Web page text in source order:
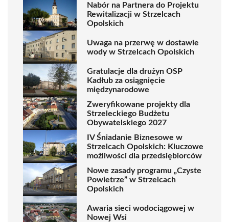
Nabór na Partnera do Projektu
Rewitalizacji w Strzelcach
Opolskich
Uwaga na przerwę w dostawie
wody w Strzelcach Opolskich
Gratulacje dla drużyn OSP
Kadłub za osiągnięcie
międzynarodowe
Zweryfikowane projekty dla
Strzeleckiego Budżetu
Obywatelskiego 2027
IV Śniadanie Biznesowe w
Strzelcach Opolskich: Kluczowe
możliwości dla przedsiębiorców
Nowe zasady programu „Czyste
Powietrze” w Strzelcach
Opolskich
Awaria sieci wodociągowej w
Nowej Wsi